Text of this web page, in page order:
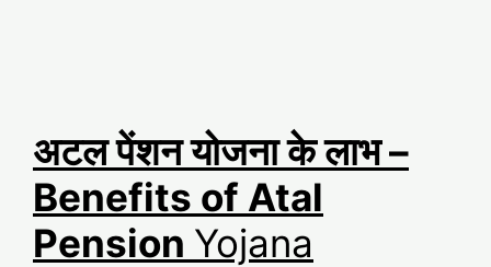
अटल पेंशन योजना के लाभ –
Benefits of Atal
Pension Yojana